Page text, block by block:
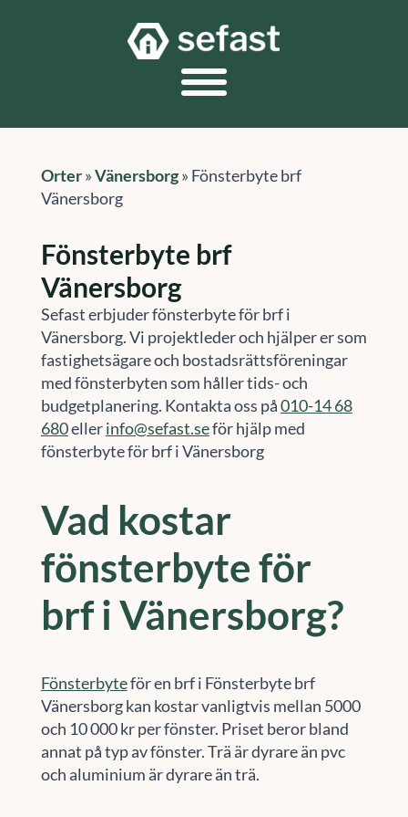
Orter»Vänersborg» Fönsterbyte brf
Vänersborg
Fönsterbyte brf
Vänersborg
Sefast erbjuder fönsterbyte för brf i
Vänersborg. Vi projektleder och hjälper er som
fastighetsägare och bostadsrättsföreningar
med fönsterbyten som håller tids- och
budgetplanering. Kontakta oss på010-14 68
680ellerinfo@sefast.seför hjälp med
fönsterbyte för brf i Vänersborg
Vad kostar
fönsterbyte för
brf i Vänersborg?
Fönsterbyteför en brf i Fönsterbyte brf
Vänersborg kan kostar vanligtvis mellan 5000
och 10 000 kr per fönster. Priset beror bland
annat på typ av fönster. Trä är dyrare än pvc
och aluminium är dyrare än trä.